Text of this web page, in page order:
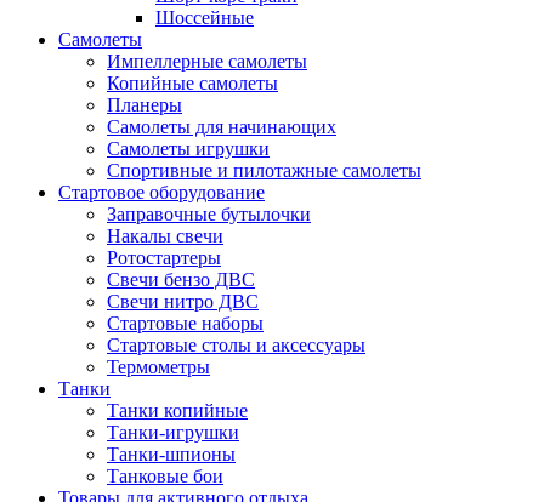
Шоссейные
Самолеты
Импеллерные самолеты
Копийные самолеты
Планеры
Самолеты для начинающих
Самолеты игрушки
Спортивные и пилотажные самолеты
Стартовое оборудование
Заправочные бутылочки
Накалы свечи
Ротостартеры
Свечи бензо ДВС
Свечи нитро ДВС
Стартовые наборы
Стартовые столы и аксессуары
Термометры
Танки
Танки копийные
Танки-игрушки
Танки-шпионы
Танковые бои
Товары для активного отдыха